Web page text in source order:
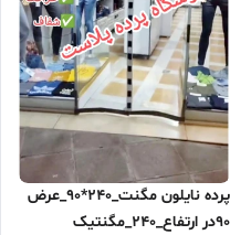
پرده نایلون مگنت_240*90_عرض
90در ارتفاع_240_مگنتیک